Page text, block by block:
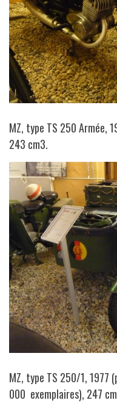
MZ, type TS 250 Armée,
243 cm3.
MZ, type TS 250/1, 1977
000 exemplaires), 247